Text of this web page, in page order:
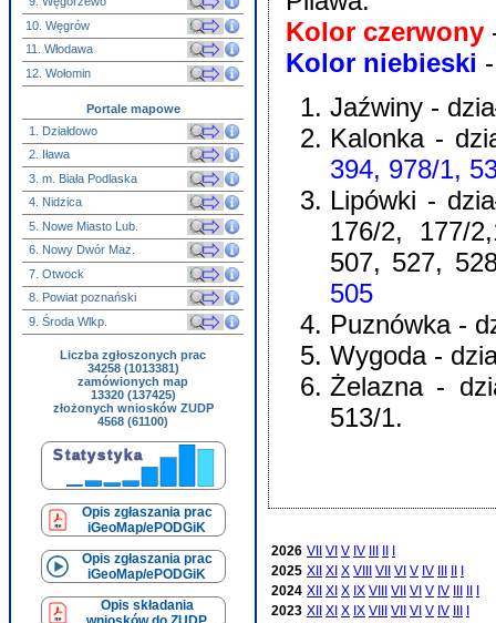
10. Węgrów
11. Włodawa
12. Wołomin
Portale mapowe
1. Działdowo
2. Iława
3. m. Biała Podlaska
4. Nidzica
5. Nowe Miasto Lub.
6. Nowy Dwór Maz.
7. Otwock
8. Powiat poznański
9. Środa Wlkp.
Liczba zgłoszonych prac
34258 (1013381)
zamówionych map
13320 (137425)
złożonych wniosków ZUDP
4568 (61100)
Opis zgłaszania prac
iGeoMap/ePODGiK
Opis zgłaszania prac
iGeoMap/ePODGiK
Opis składania
Kolor czerwony
Kolor niebieski
Jaźwiny -
Kalonka -
394, 978/1,
Lipówki -
176/2, 177/
507, 527,
505
Puznówka -
Wygoda -
Żelazna -
513/1.
2026 VII VI V IV
2025 XII XI X VIII VII VI V IV
2024 XII XI X IX VIII VII VI V IV
2023 XII XI X IX VIII VII VI V IV